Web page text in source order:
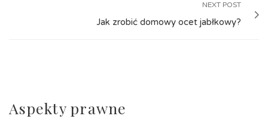
NEXT POST
Jak zrobić domowy ocet jabłkowy?
Aspekty prawne